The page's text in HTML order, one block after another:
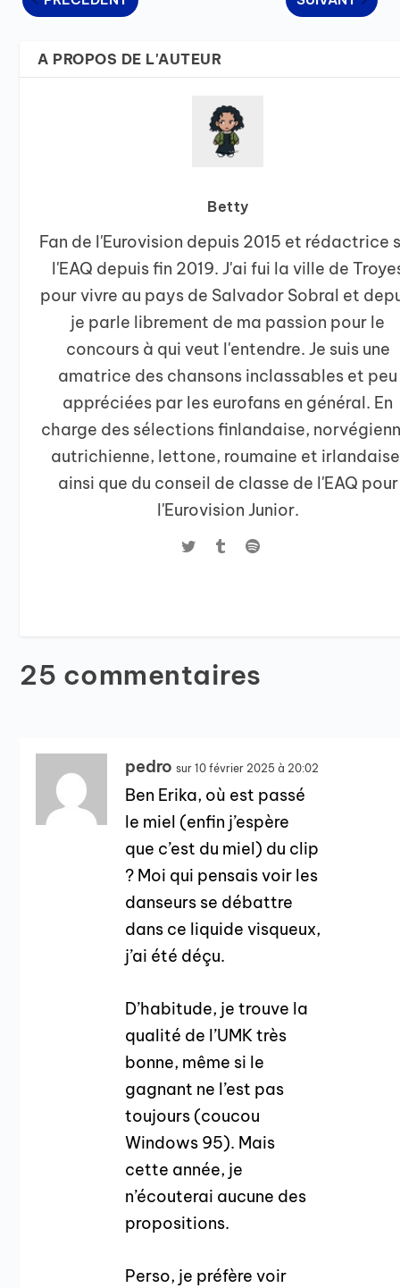
A PROPOS DE L'AUTEUR
Betty
Fan de l'Eurovision depuis 2015 et rédactrice
l'EAQ depuis fin 2019. J'ai fui la ville de
pour vivre au pays de Salvador Sobral et
je parle librement de ma passion pour le
concours à qui veut l'entendre. Je suis une
amatrice des chansons inclassables et peu
appréciées par les eurofans en général. En
charge des sélections finlandaise,
autrichienne, lettone, roumaine et
ainsi que du conseil de classe de l'EAQ pour
l'Eurovision Junior.
25 commentaires
pedro sur 10 février 2025 à 20:02
Ben Erika, où est passé
le miel (enfin j’espère
que c’est du miel) du clip
? Moi qui pensais voir les
danseurs se débattre
dans ce liquide visqueux,
j’ai été déçu.
D’habitude, je trouve la
qualité de l’UMK très
bonne, même si le
gagnant ne l’est pas
toujours (coucou
Windows 95). Mais
cette année, je
n’écouterai aucune des
propositions.
Perso, je préfère voir